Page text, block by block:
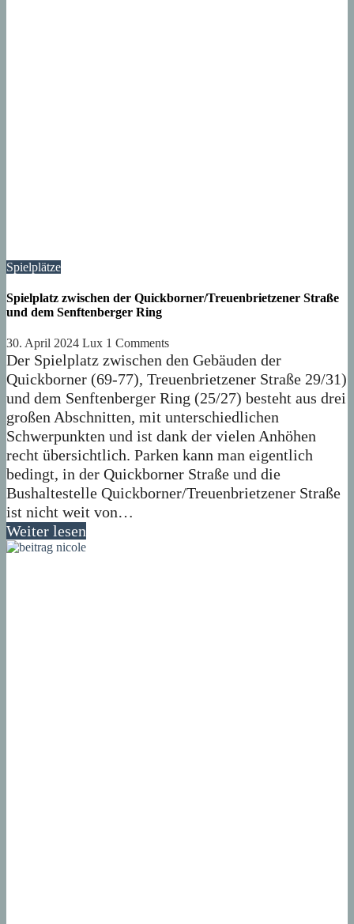
Spielplätze
Spielplatz zwischen der Quickborner/Treuenbrietzener Straße
und dem Senftenberger Ring
30. April 2024 Lux 1 Comments
Der Spielplatz zwischen den Gebäuden der
Quickborner (69-77), Treuenbrietzener Straße 29/31)
und dem Senftenberger Ring (25/27) besteht aus drei
großen Abschnitten, mit unterschiedlichen
Schwerpunkten und ist dank der vielen Anhöhen
recht übersichtlich. Parken kann man eigentlich
bedingt, in der Quickborner Straße und die
Bushaltestelle Quickborner/Treuenbrietzener Straße
ist nicht weit von…
Weiter lesen